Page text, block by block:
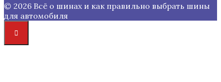
© 2026 Всё о шинах и как правильно выбрать шины
для автомобиля